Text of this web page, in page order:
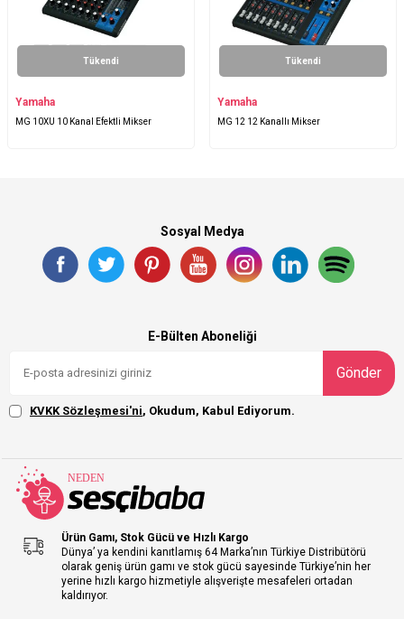
Tükendi
Yamaha
MG 10XU 10 Kanal Efektli Mikser
Tükendi
Yamaha
MG 12 12 Kanallı Mikser
Sosyal Medya
E-Bülten Aboneliği
Gönder
KVKK Sözleşmesi'ni, Okudum, Kabul Ediyorum.
Ürün Gamı, Stok Gücü ve Hızlı Kargo
Dünya’ ya kendini kanıtlamış 64 Marka’nın Türkiye Distribütörü
olarak geniş ürün gamı ve stok gücü sayesinde Türkiye’nin her
yerine hızlı kargo hizmetiyle alışverişte mesafeleri ortadan
kaldırıyor.